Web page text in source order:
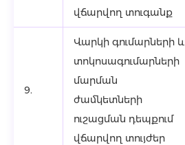
վճարվող տուգանք
9.
Վարկի գումարների և
տոկոսագումարների
մարման
ժամկետների
ուշացման դեպքում
վճարվող տույժեր